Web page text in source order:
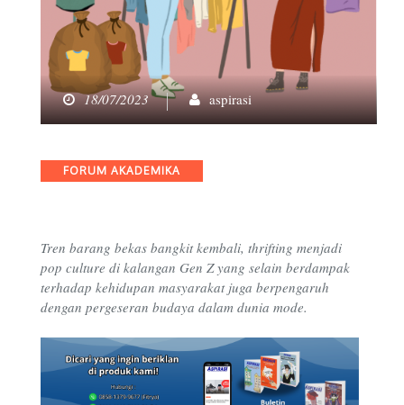
18/07/2023 aspirasi
Categories
FORUM AKADEMIKA
Tren barang bekas bangkit kembali, thrifting menjadi
pop culture di kalangan Gen Z yang selain berdampak
terhadap kehidupan masyarakat juga berpengaruh
dengan pergeseran budaya dalam dunia mode.